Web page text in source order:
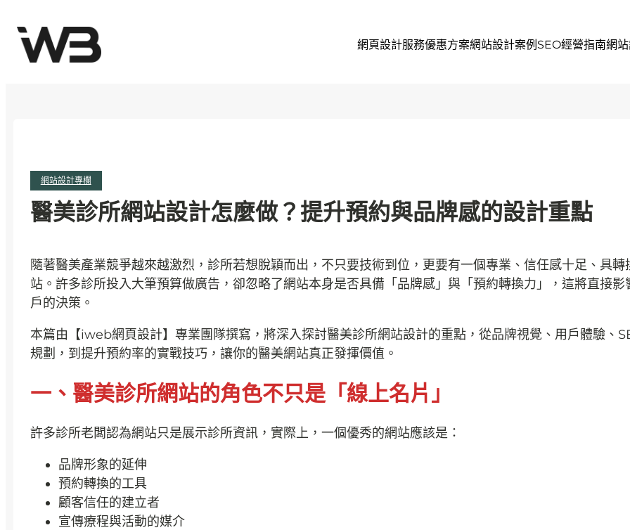
至
網頁設計服務優惠方案網站設計案例 SEO經營指南網
網站設計專欄
醫美診所網站設計怎麼做？提升預約與品牌感的設計重點
隨著醫美產業競爭越來越激烈，診所若想脫穎而出，不只要技術到位，更要有一個專業、信任感十足、具轉
站。許多診所投入大筆預算做廣告，卻忽略了網站本身是否具備「品牌感」與「預約轉換力」，這將直接影
戶的決策。
本篇由【iweb網頁設計】專業團隊撰寫，將深入探討醫美診所網站設計的重點，從品牌視覺、用戶體驗、
規劃，到提升預約率的實戰技巧，讓你的醫美網站真正發揮價值。
一、醫美診所網站的角色不只是「線上名片」
許多診所老闆認為網站只是展示診所資訊，實際上，一個優秀的網站應該是：
品牌形象的延伸
預約轉換的工具
顧客信任的建立者
宣傳療程與活動的媒介